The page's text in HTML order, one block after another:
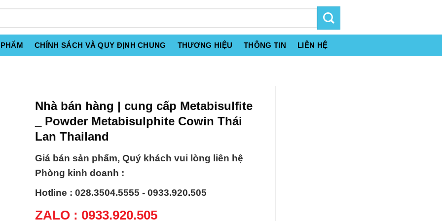
CHÍNH SÁCH VÀ QUY ĐỊNH CHUNG THƯƠNG HIỆU THÔNG TIN LIÊN HỆ
Nhà bán hàng | cung cấp Metabisulfite
_ Powder Metabisulphite Cowin Thái
Lan Thailand
Giá bán sản phẩm, Quý khách vui lòng liên hệ
Phòng kinh doanh :
Hotline : 028.3504.5555 - 0933.920.505
ZALO : 0933.920.505